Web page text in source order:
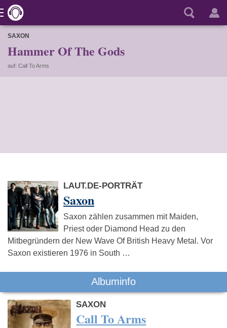
SAXON
Hammer Of The Gods
auf: Call To Arms
LAUT.DE-PORTRÄT
Saxon
Saxon zählen zusammen mit Maiden,
Priest oder Diamond Head zu den
Mitbegründern der New Wave Of British Heavy Metal. Vor
Saxon existieren 1976 in South …
Albuminfo
SAXON
Call To Arms